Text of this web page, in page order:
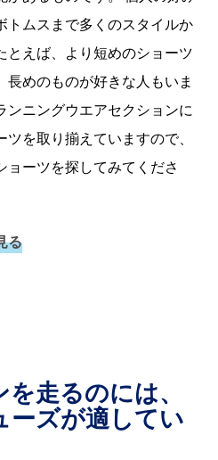
トムスまで多くのスタイルか
とえば、より短めのショーツ
長めのものが好きな人もいま
ンニングウエアセクションに
を取り揃えていますので、
ョーツを探してみてくださ
る
走るのには、
ーズが適してい